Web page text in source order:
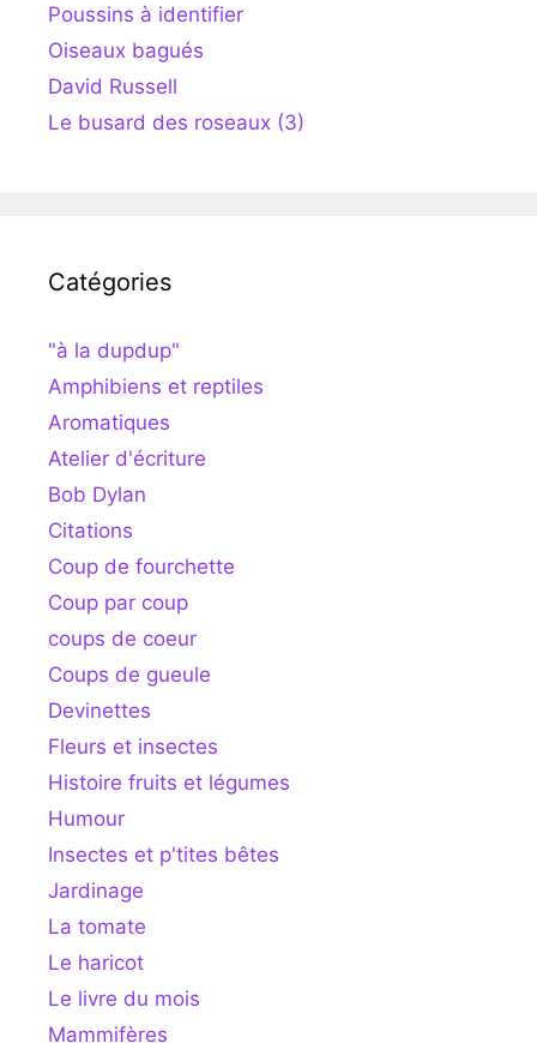
Poussins à identifier
Oiseaux bagués
David Russell
Le busard des roseaux (3)
Catégories
"à la dupdup"
Amphibiens et reptiles
Aromatiques
Atelier d'écriture
Bob Dylan
Citations
Coup de fourchette
Coup par coup
coups de coeur
Coups de gueule
Devinettes
Fleurs et insectes
Histoire fruits et légumes
Humour
Insectes et p'tites bêtes
Jardinage
La tomate
Le haricot
Le livre du mois
Mammifères